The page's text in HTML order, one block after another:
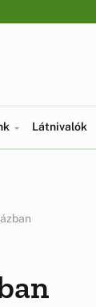
Látnivalók